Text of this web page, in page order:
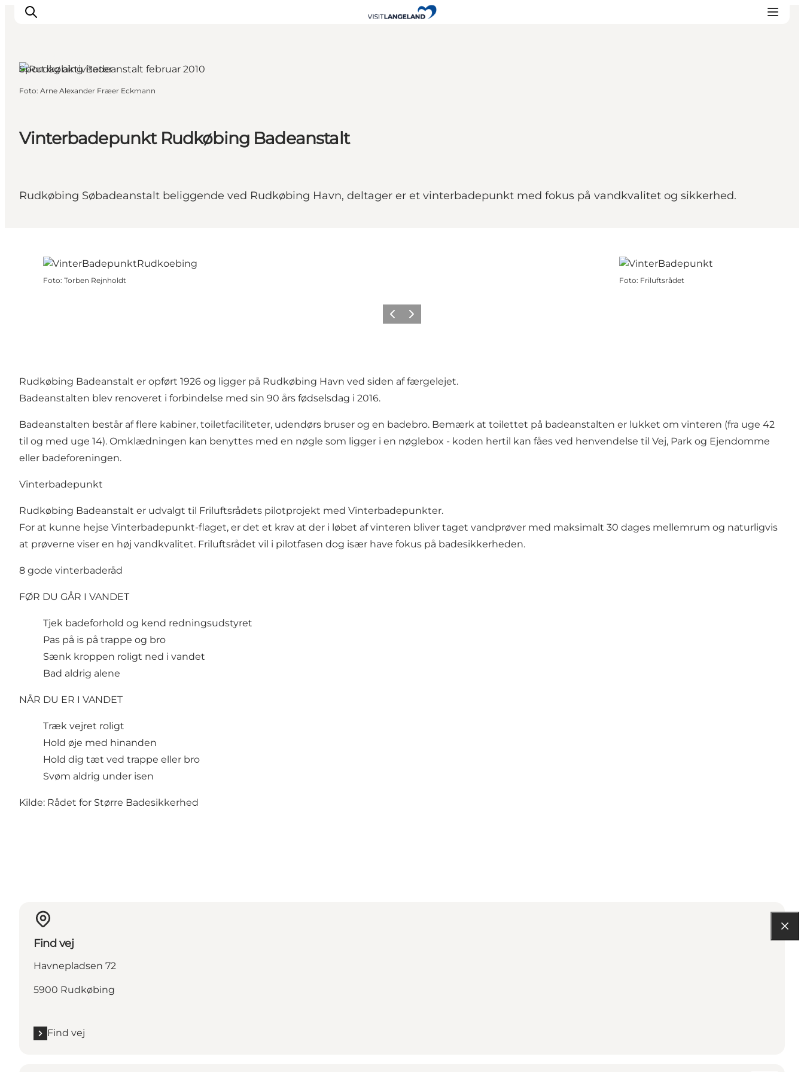
Outdoor
Vinterbadepunkt Rudkøbing Badeanstalt
Rudkøbing Søbadeanstalt beliggende ved Rudkøbing Havn, deltager er et vinterbadepunkt med fokus på vandkvalitet og sikkerhed.
Sport og aktiviteter
Foto: Arne Alexander Fræer Eckmann
Foto: Torben Rejnholdt Foto: Friluftsrådet
ForrigeNæste
Rudkøbing Badeanstalt er opført 1926 og ligger på Rudkøbing Havn ved siden af færgelejet.
Badeanstalten blev renoveret i forbindelse med sin 90 års fødselsdag i 2016.
Badeanstalten består af flere kabiner, toiletfaciliteter, udendørs bruser og en badebro. Bemærk at toilettet på badeanstalten er lukket om vinteren (fra uge 42
til og med uge 14). Omklædningen kan benyttes med en nøgle som ligger i en nøglebox - koden hertil kan fåes ved henvendelse til Vej, Park og Ejendomme
eller badeforeningen.
Vinterbadepunkt
Rudkøbing Badeanstalt er udvalgt til Friluftsrådets pilotprojekt med Vinterbadepunkter.
For at kunne hejse Vinterbadepunkt-flaget, er det et krav at der i løbet af vinteren bliver taget vandprøver med maksimalt 30 dages mellemrum og naturligvis
at prøverne viser en høj vandkvalitet. Friluftsrådet vil i pilotfasen dog især have fokus på badesikkerheden.
8 gode vinterbaderåd
FØR DU GÅR I VANDET
Tjek badeforhold og kend redningsudstyret
Pas på is på trappe og bro
Sænk kroppen roligt ned i vandet
Bad aldrig alene
NÅR DU ER I VANDET
Træk vejret roligt
Hold øje med hinanden
Hold dig tæt ved trappe eller bro
Svøm aldrig under isen
Kilde: Rådet for Større Badesikkerhed
Find vej
Havnepladsen 72
5900 Rudkøbing
Find vej